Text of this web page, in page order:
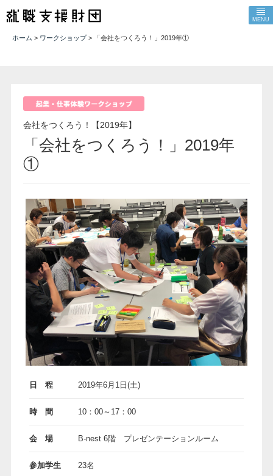
MENU
ホーム > ワークショップ> 「会社をつくろう！」2019年①
会社をつくろう！【2019年】
「会社をつくろう！」2019年
①
日 程 2019年6月1日(土)
時 間 10：00～17：00
会 場 B-nest 6階 プレゼンテーションルーム
参加学生 23名